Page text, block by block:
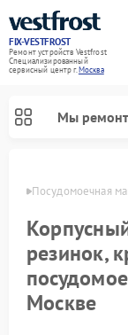
FIX-VESTFROST
Ремонт устройств Vestfrost
Специализированный
cервисный центр г.Москва
Мы
Посудомоечная
резинок,
Москве